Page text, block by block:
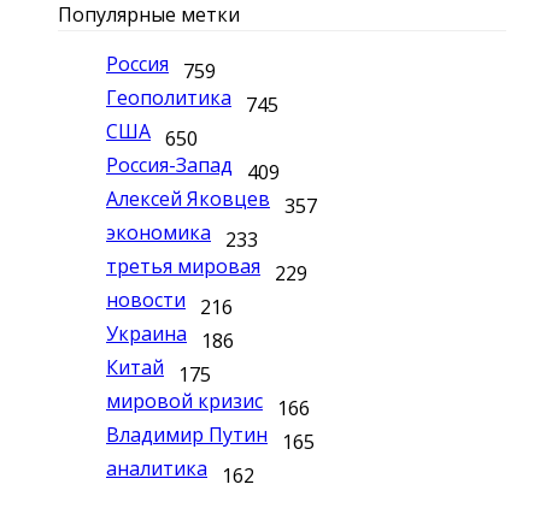
Популярные метки
Россия
759
Геополитика
745
США 650
Россия-Запад
409
Алексей Яковцев 357
экономика
233
третья мировая
229
новости
216
Украина
186
Китай
175
мировой кризис
166
Владимир Путин
165
аналитика
162